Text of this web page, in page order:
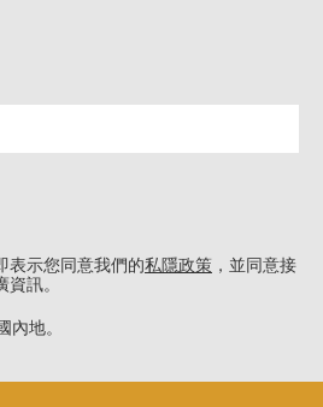
表示您同意我們的私隱政策 ，並同意接
訊。
內地。